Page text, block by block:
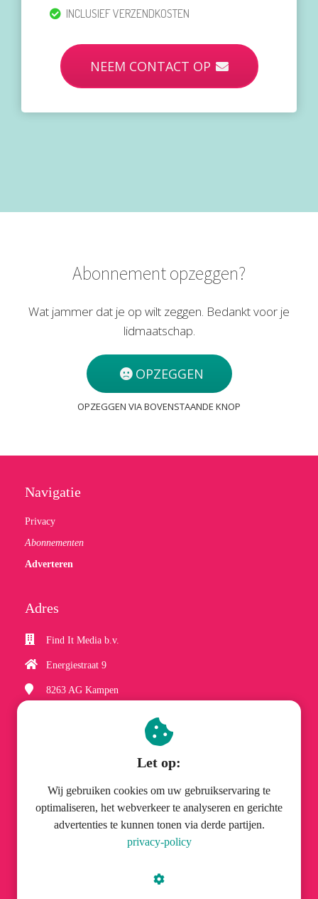
INCLUSIEF VERZENDKOSTEN
NEEM CONTACT OP
Abonnement opzeggen?
Wat jammer dat je op wilt zeggen. Bedankt voor je
lidmaatschap.
OPZEGGEN
OPZEGGEN VIA BOVENSTAANDE KNOP
Navigatie
Privacy
Abonnementen
Adverteren
Adres
Find It Media b.v.
Energiestraat 9
8263 AG Kampen
hobbyzineplus@finditmedia.nl
© Find It Media b.v.
Let op:
Wij gebruiken cookies om uw gebruikservaring te
optimaliseren, het webverkeer te analyseren en gerichte
advertenties te kunnen tonen via derde partijen.
privacy-policy